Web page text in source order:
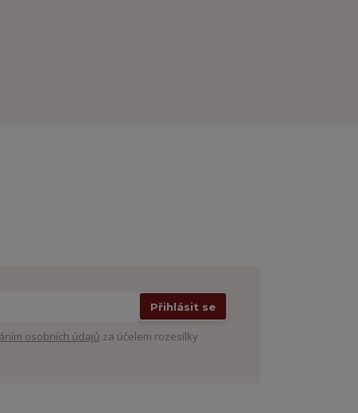
Přihlásit se
osobních údajů za účelem rozesílky